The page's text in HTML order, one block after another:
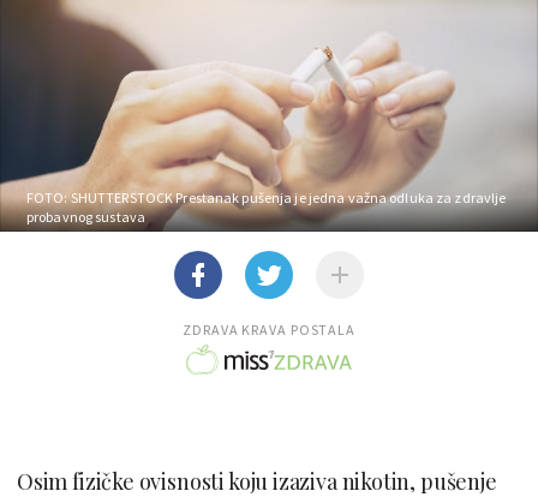
FOTO: SHUTTERSTOCKPrestanak pušenja je jedna važna odluka za zdravlje
probavnog sustava
ZDRAVA KRAVA POSTALA
Osim fizičke ovisnosti koju izaziva nikotin, pušenje